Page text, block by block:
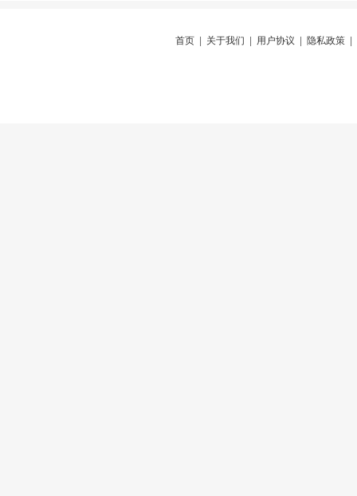
首页 关于我们 用户协议 隐私政策